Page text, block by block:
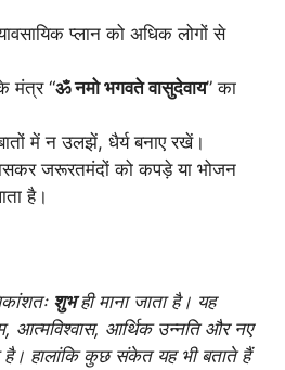
प्लान को अधिक लोगों से
मंत्र “ॐ नमो भगवते वासुदेवाय” का
में न उलझें, धैर्य बनाए रखें।
जरूरतमंदों को कपड़े या भोजन
है।
शुभही माना जाता है। यह
आत्मविश्वास, आर्थिक उन्नति और नए
है। हालांकि कुछ संकेत यह भी बताते हैं